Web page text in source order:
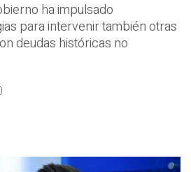
ha impulsado
para intervenir también otras
deudas históricas no